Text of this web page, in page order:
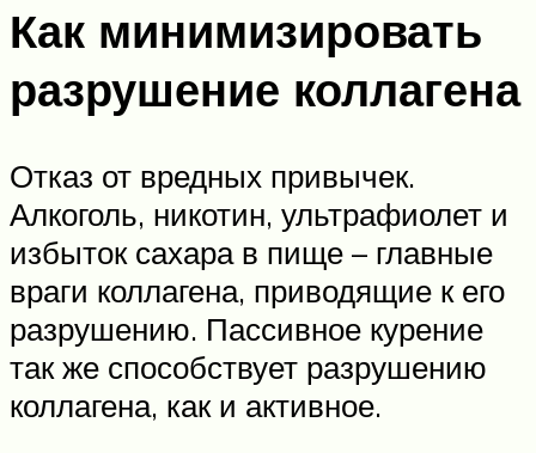
Как минимизировать
разрушение коллагена
Отказ от вредных привычек.
Алкоголь, никотин, ультрафиолет и
избыток сахара в пище – главные
враги коллагена, приводящие к его
разрушению. Пассивное курение
так же способствует разрушению
коллагена, как и активное.